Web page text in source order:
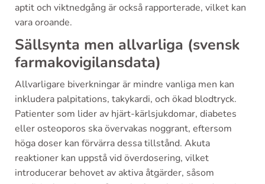
aptit och viktnedgång är också rapporterade, vilket kan
vara oroande.
Sällsynta men allvarliga (svensk
farmakovigilansdata)
Allvarligare biverkningar är mindre vanliga men kan
inkludera palpitations, takykardi, och ökad blodtryck.
Patienter som lider av hjärt-kärlsjukdomar, diabetes
eller osteoporos ska övervakas noggrant, eftersom
höga doser kan förvärra dessa tillstånd. Akuta
reaktioner kan uppstå vid överdosering, vilket
introducerar behovet av aktiva åtgärder, såsom